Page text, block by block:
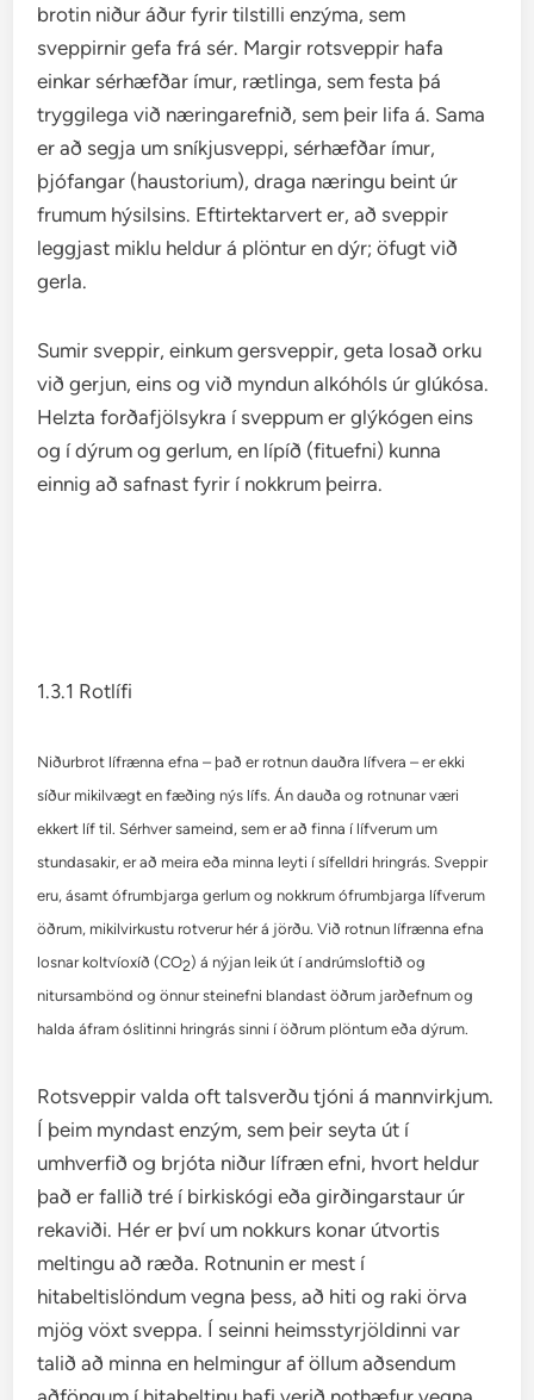
brotin niður áður fyrir tilstilli enzýma, sem
sveppirnir gefa frá sér. Margir rotsveppir hafa
einkar sérhæfðar ímur, rætlinga, sem festa þá
tryggilega við næringarefnið, sem þeir lifa á. Sama
er að segja um sníkjusveppi, sérhæfðar ímur,
þjófangar (haustorium), draga næringu beint úr
frumum hýsilsins. Eftirtektarvert er, að sveppir
leggjast miklu heldur á plöntur en dýr; öfugt við
gerla.
Sumir sveppir, einkum gersveppir, geta losað orku
við gerjun, eins og við myndun alkóhóls úr glúkósa.
Helzta forðafjölsykra í sveppum er glýkógen eins
og í dýrum og gerlum, en lípíð (fituefni) kunna
einnig að safnast fyrir í nokkrum þeirra.
1.3.1 Rotlífi
Niðurbrot lífrænna efna – það er rotnun dauðra lífvera – er ekki
síður mikilvægt en fæðing nýs lífs. Án dauða og rotnunar væri
ekkert líf til. Sérhver sameind, sem er að finna í lífverum um
stundasakir, er að meira eða minna leyti í sífelldri hringrás. Sveppir
eru, ásamt ófrumbjarga gerlum og nokkrum ófrumbjarga lífverum
öðrum, mikilvirkustu rotverur hér á jörðu. Við rotnun lífrænna efna
losnar koltvíoxíð (CO2) á nýjan leik út í andrúmsloftið og
nitursambönd og önnur steinefni blandast öðrum jarðefnum og
halda áfram óslitinni hringrás sinni í öðrum plöntum eða dýrum.
Rotsveppir valda oft talsverðu tjóni á mannvirkjum.
Í þeim myndast enzým, sem þeir seyta út í
umhverfið og brjóta niður lífræn efni, hvort heldur
það er fallið tré í birkiskógi eða girðingarstaur úr
rekaviði. Hér er því um nokkurs konar útvortis
meltingu að ræða. Rotnunin er mest í
hitabeltislöndum vegna þess, að hiti og raki örva
mjög vöxt sveppa. Í seinni heimsstyrjöldinni var
talið að minna en helmingur af öllum aðsendum